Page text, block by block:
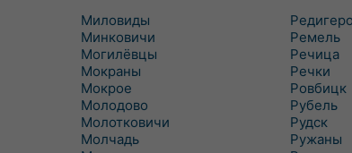
Миловиды
Минковичи
Могилёвцы
Мокраны
Мокрое
Молодово
Молотковичи
Молчадь
Ремель
Речица
Речки
Ровбицк
Рубель
Рудск
Ружаны